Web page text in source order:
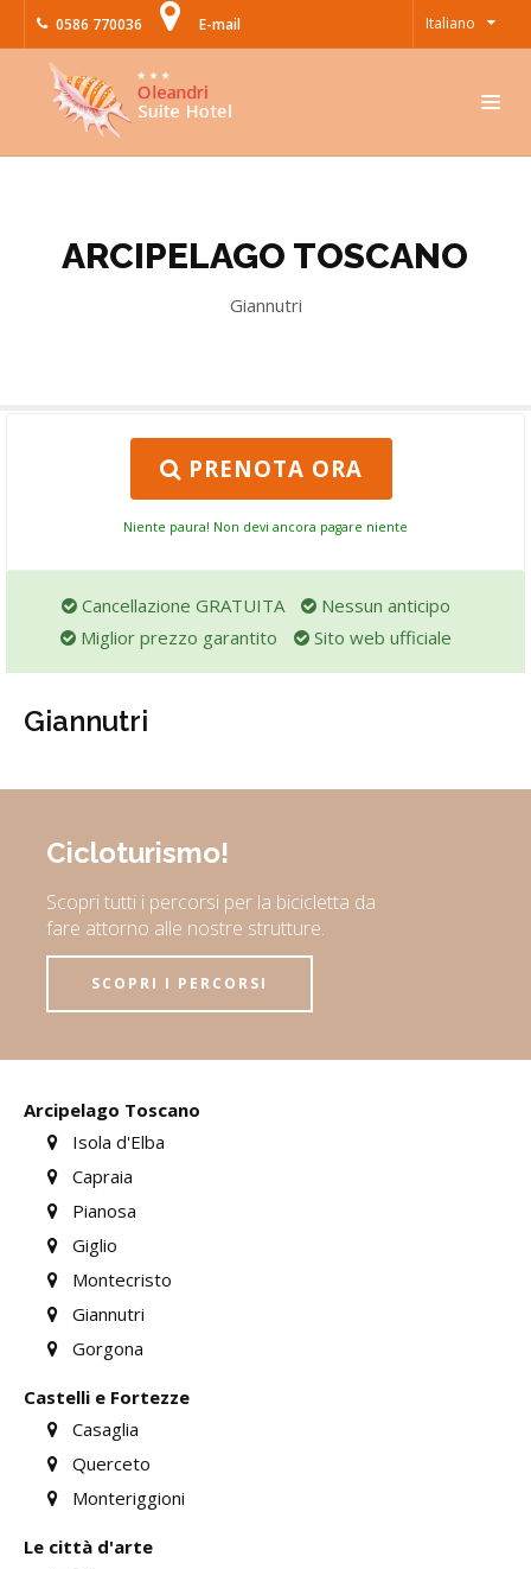
Italiano
0586 770036 E-mail
ARCIPELAGO TOSCANO
Giannutri
PRENOTA ORA
Niente paura! Non devi ancora pagare niente
Cancellazione GRATUITA
Nessun anticipo
Miglior prezzo garantito
Sito web ufficiale
Giannutri
Cicloturismo!
Scopri tutti i percorsi per la bicicletta da
fare attorno alle nostre strutture.
SCOPRI I PERCORSI
Arcipelago Toscano
Isola d'Elba
Capraia
Pianosa
Giglio
Montecristo
Giannutri
Gorgona
Castelli e Fortezze
Casaglia
Querceto
Monteriggioni
Le città d'arte